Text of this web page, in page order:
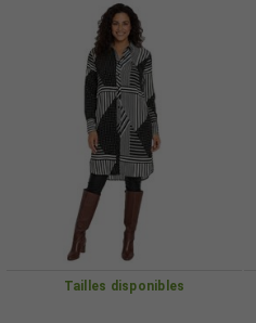
Tailles disponibles